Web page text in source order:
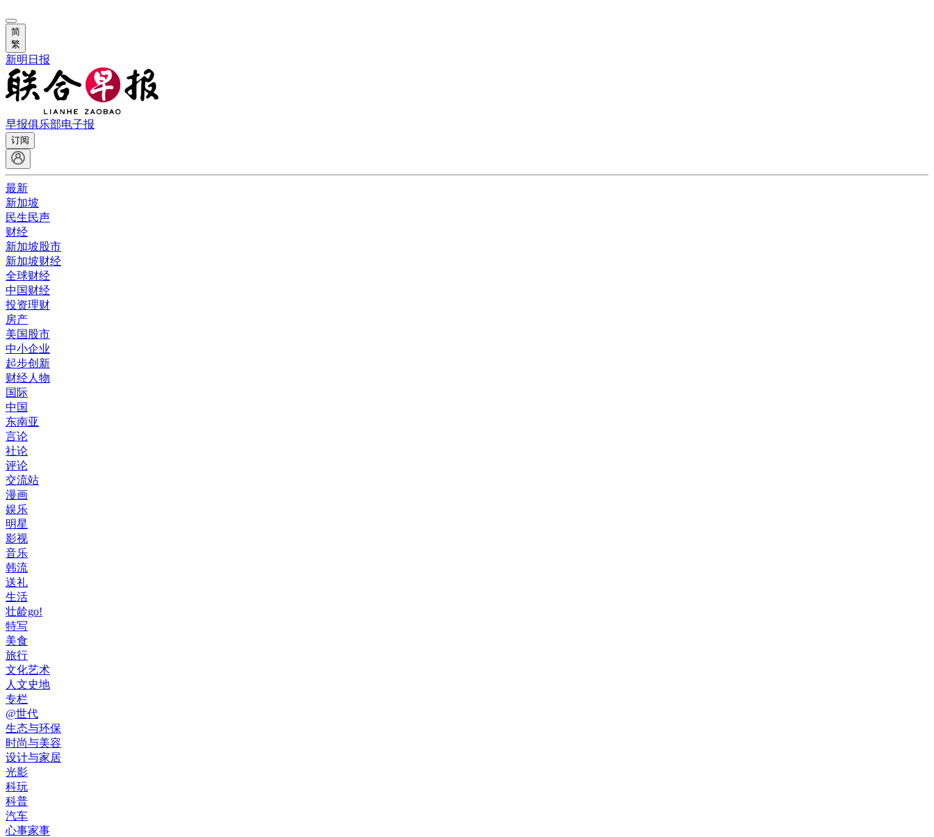
简
繁
新明日报
早报俱乐部电子报
订阅
最新
新加坡
民生民声
财经
新加坡股市
新加坡财经
全球财经
中国财经
投资理财
房产
美国股市
中小企业
起步创新
财经人物
国际
中国
东南亚
言论
社论
评论
交流站
漫画
娱乐
明星
影视
音乐
韩流
送礼
生活
壮龄go!
特写
美食
旅行
文化艺术
人文史地
专栏
@世代
生态与环保
时尚与美容
设计与家居
光影
科玩
科普
汽车
心事家事